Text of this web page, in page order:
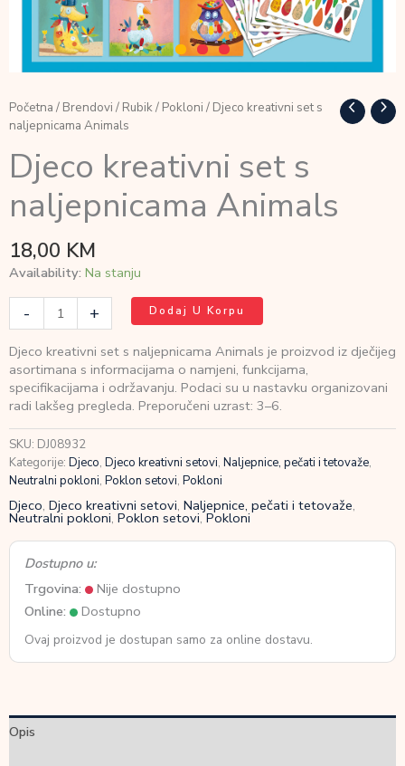
Početna / Brendovi / Rubik/ Pokloni / Djeco kreativni set s
naljepnicama Animals
Djeco kreativni set s
naljepnicama Animals
18,00 KM
Availability: Na stanju
-
kreativni
s
naljepnicama
Animals
količina
+ Dodaj U Korpu
Djeco kreativni set s naljepnicama Animals je proizvod iz dječijeg
asortimana s informacijama o namjeni, funkcijama,
specifikacijama i održavanju. Podaci su u nastavku organizovani
radi lakšeg pregleda. Preporučeni uzrast: 3–6.
SKU: DJ08932
Kategorije: Djeco, Djeco kreativni setovi, Naljepnice, pečati i tetovaže,
Neutralni pokloni, Poklon setovi, Pokloni
Djeco, Djeco kreativni setovi, Naljepnice, pečati i tetovaže,
Neutralni pokloni, Poklon setovi,Pokloni
Dostupno u:
Trgovina:
Nije dostupno
Online:
Dostupno
Ovaj proizvod je dostupan samo za online dostavu.
Opis